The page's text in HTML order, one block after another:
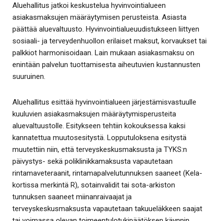
Aluehallitus jatkoi keskustelua hyvinvointialueen
asiakasmaksujen määräytymisen perusteista. Asiasta
päättää aluevaltuusto. Hyvinvointialueuudistukseen liittyen
sosiaali- ja terveydenhuollon erilaiset maksut, korvaukset tai
palkkiot harmonisoidaan. Lain mukaan asiakasmaksu on
enintään palvelun tuottamisesta aiheutuvien kustannusten
suuruinen.
Aluehallitus esittää hyvinvointialueen järjestämisvastuulle
kuuluvien asiakasmaksujen määräytymisperusteita
aluevaltuustolle. Esitykseen tehtiin kokouksessa kaksi
kannatettua muutosesitystä. Lopputuloksena esitystä
muutettiin niin, että terveyskeskusmaksusta ja TYKS:n
päivystys- sekä poliklinikkamaksusta vapautetaan
rintamaveteraanit, rintamapalvelutunnuksen saaneet (Kela-
kortissa merkintä R), sotainvalidit tai sota-arkiston
tunnuksen saaneet miinanraivaajat ja
terveyskeskusmaksusta vapautetaan takuueläkkeen saajat